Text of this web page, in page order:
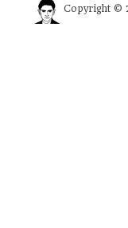
Copyright ©